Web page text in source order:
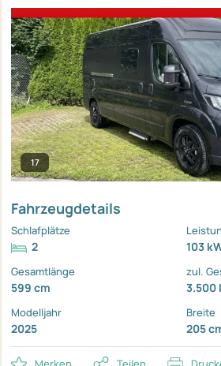
17
Fahrzeugdetails
Schlafplätze
2 103
Gesamtlänge
599 cm
zul.
3.500
Modelljahr
2025
Breite
205